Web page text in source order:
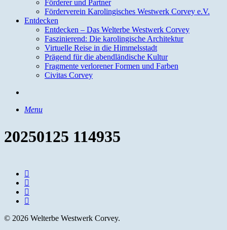
Förderer und Partner
Förderverein Karolingisches Westwerk Corvey e.V.
Entdecken
Entdecken – Das Welterbe Westwerk Corvey
Faszinierend: Die karolingische Architektur
Virtuelle Reise in die Himmelsstadt
Prägend für die abendländische Kultur
Fragmente verlorener Formen und Farben
Civitas Corvey
Menu
20250125 114935
facebook
youtube
instagram
email
© 2026 Welterbe Westwerk Corvey.